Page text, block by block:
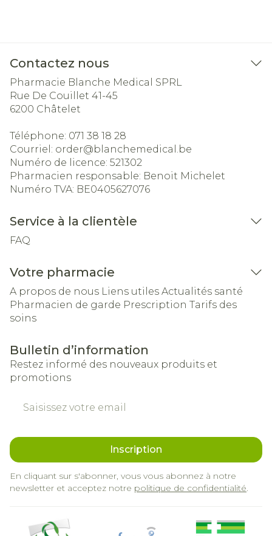
Contactez nous
Pharmacie Blanche Medical SPRL
Rue De Couillet 41-45
6200 Châtelet
Téléphone: 071 38 18 28
Courriel: order@blanchemedical.be
Numéro de licence: 521302
Pharmacien responsable: Benoit Michelet
Numéro TVA: BE0405627076
Service à la clientèle
FAQ
Votre pharmacie
A propos de nous Liens utiles Actualités santé
Pharmacien de garde Prescription Tarifs des
soins
Bulletin d’information
Restez informé des nouveaux produits et
promotions
Inscription
En cliquant sur s'abonner, vous vous abonnez à notre
newsletter et acceptez notre politique de confidentialité.